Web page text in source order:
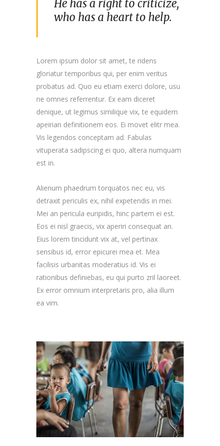
He has a right to criticize,
who has a heart to help.
Lorem ipsum dolor sit amet, te ridens
gloriatur temporibus qui, per enim veritus
probatus ad. Quo eu etiam exerci dolore, usu
ne omnes referrentur. Ex eam diceret
denique, ut legimus similique vix, te equidem
apeirian definitionem eos. Ei movet elitr mea.
Vis legendos conceptam ad. Fabulas
vituperata sadipscing ei quo, altera numquam
est in.
Alienum phaedrum torquatos nec eu, vis
detraxit periculis ex, nihil expetendis in mei.
Mei an pericula euripidis, hinc partem ei est.
Eos ei nisl graecis, vix aperiri consequat an.
Eius lorem tincidunt vix at, vel pertinax
sensibus id, error epicurei mea et. Mea
facilisis urbanitas moderatius id. Vis ei
rationibus definiebas, eu qui purto zril laoreet.
Ex error omnium interpretaris pro, alia illum
ea vim.